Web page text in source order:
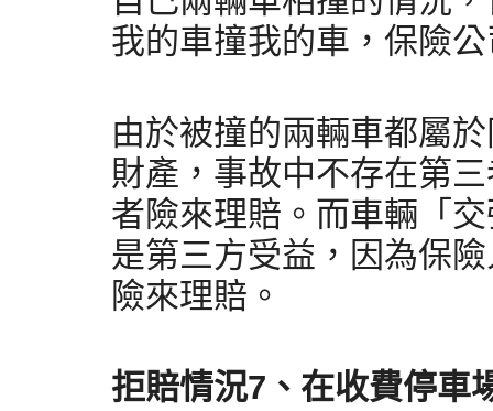
我的車撞我的車，保險
由於被撞的兩輛車都屬
財產，事故中不存在第
者險來理賠。而車輛「
是第三方受益，因為保
險來理賠。
拒賠情況7、在收費停車